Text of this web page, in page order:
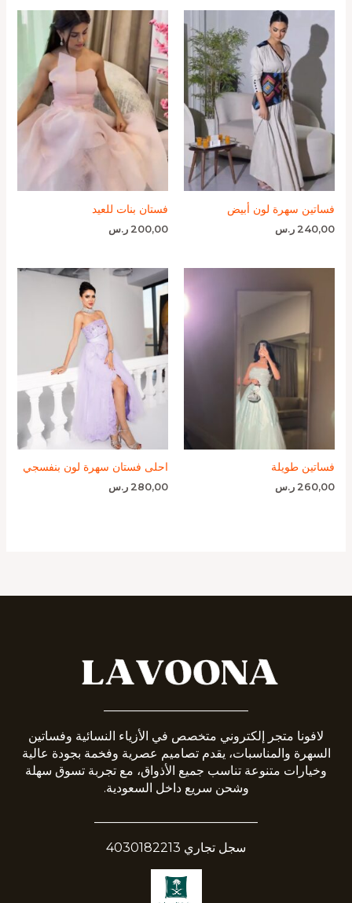
فساتين سهرة لون أبيض
240,00 ر.س
فستان بنات للعيد
200,00 ر.س
فساتين طويلة
260,00 ر.س
احلى فستان سهرة لون بنفسجي
280,00 ر.س
لافونا متجر إلكتروني متخصص في الأزياء النسائية وفساتين
السهرة والمناسبات، يقدم تصاميم عصرية وفخمة بجودة عالية
وخيارات متنوعة تناسب جميع الأذواق، مع تجربة تسوق سهلة
وشحن سريع داخل السعودية.
سجل تجاري 4030182213